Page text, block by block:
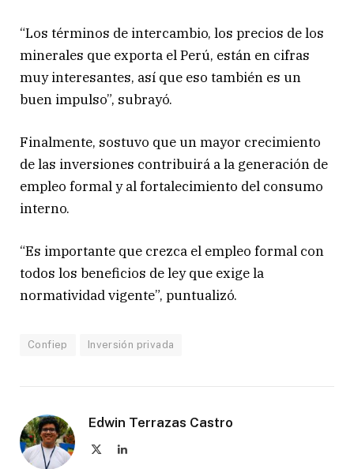
“Los términos de intercambio, los precios de los
minerales que exporta el Perú, están en cifras
muy interesantes, así que eso también es un
buen impulso”, subrayó.
Finalmente, sostuvo que un mayor crecimiento
de las inversiones contribuirá a la generación de
empleo formal y al fortalecimiento del consumo
interno.
“Es importante que crezca el empleo formal con
todos los beneficios de ley que exige la
normatividad vigente”, puntualizó.
Confiep Inversión privada
Edwin Terrazas Castro
LinkedIn